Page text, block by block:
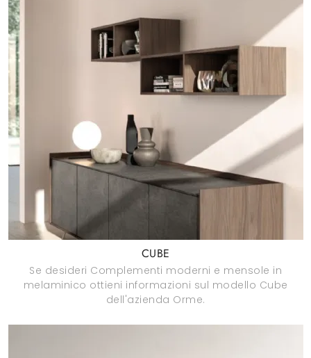
CUBE
Se desideri Complementi moderni e mensole in
melaminico ottieni informazioni sul modello Cube
dell'azienda Orme.